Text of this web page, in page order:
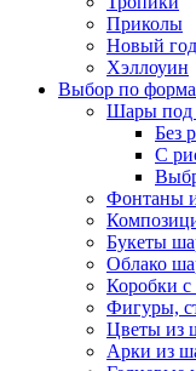
Приколы
Новый год
Хэллоуин
Выбор по
Шары под
Без
С
Фонтаны
Букеты
Облако
Коробки
Фигуры,
Цветы из
Арки из